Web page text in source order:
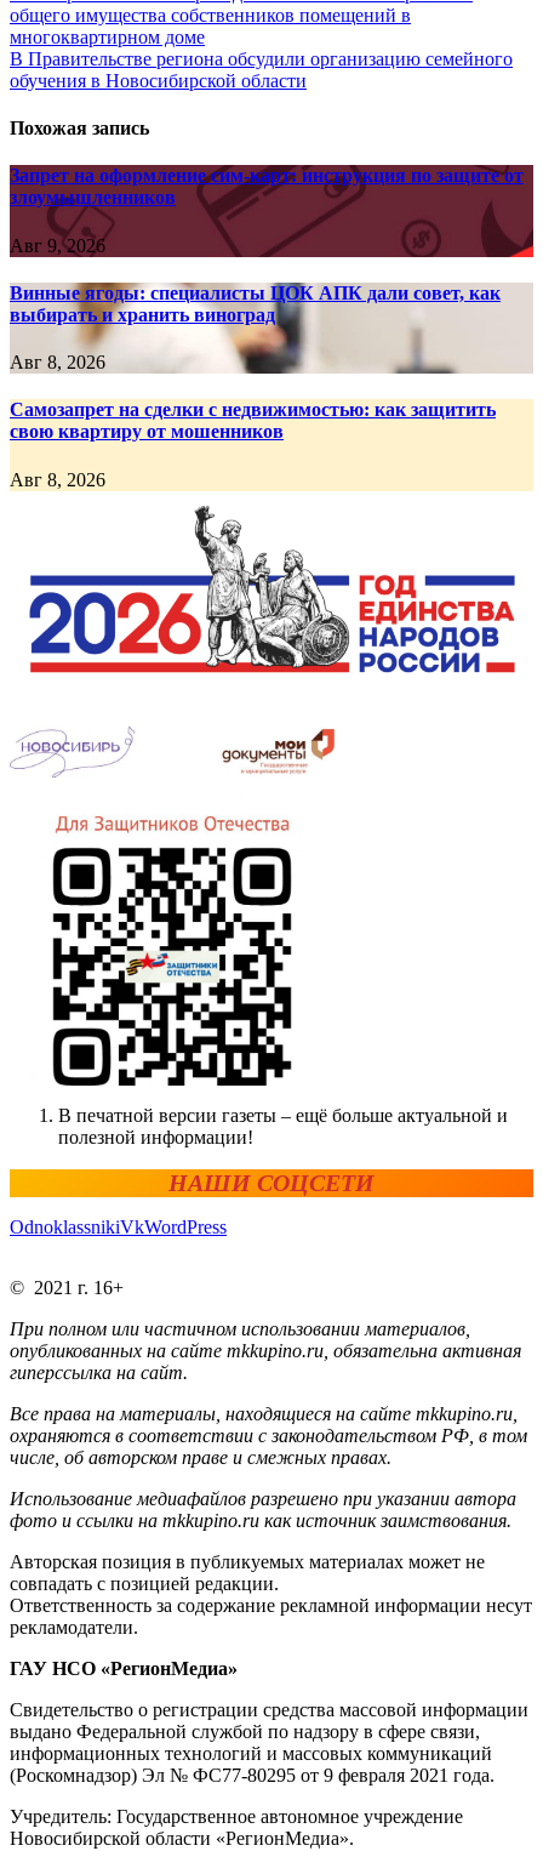
по
записям
общего имущества собственников помещений в
многоквартирном доме
В Правительстве региона обсудили организацию семейного
обучения в Новосибирской области
Похожая запись
Запрет на оформление сим-карт: инструкция по защите от
злоумышленников
Авг 9, 2026
Винные ягоды: специалисты ЦОК АПК дали совет, как
выбирать и хранить виноград
Авг 8, 2026
Самозапрет на сделки с недвижимостью: как защитить
свою квартиру от мошенников
Авг 8, 2026
В печатной версии газеты – ещё больше актуальной и
полезной информации!
НАШИ СОЦСЕТИ
OdnoklassnikiVkWordPress
© 2021 г. 16+
При полном или частичном использовании материалов,
опубликованных на сайте mkkupino.ru, обязательна активная
гиперссылка на сайт.
Все права на материалы, находящиеся на сайте mkkupino.ru,
охраняются в соответствии с законодательством РФ, в том
числе, об авторском праве и смежных правах.
Использование медиафайлов разрешено при указании автора
фото и ссылки на mkkupino.ru как источник заимствования.
Авторская позиция в публикуемых материалах может не
совпадать с позицией редакции.
Ответственность за содержание рекламной информации несут
рекламодатели.
ГАУ НСО «РегионМедиа»
Свидетельство о регистрации средства массовой информации
выдано Федеральной службой по надзору в сфере связи,
информационных технологий и массовых коммуникаций
(Роскомнадзор) Эл № ФС77-80295 от 9 февраля 2021 года.
Учредитель: Государственное автономное учреждение
Новосибирской области «РегионМедиа».